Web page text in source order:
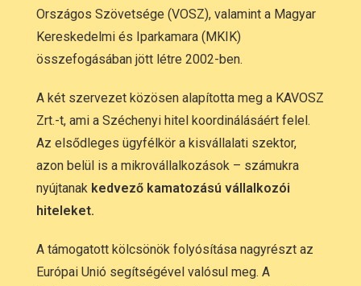
Országos Szövetsége (VOSZ), valamint a Magyar
Kereskedelmi és Iparkamara (MKIK)
összefogásában jött létre 2002-ben.
A két szervezet közösen alapította meg a KAVOSZ
Zrt.-t, ami a Széchenyi hitel koordinálásáért felel.
Az elsődleges ügyfélkör a kisvállalati szektor,
azon belül is a mikrovállalkozások – számukra
nyújtanak kedvező kamatozású vállalkozói
hiteleket.
A támogatott kölcsönök folyósítása nagyrészt az
Európai Unió segítségével valósul meg. A